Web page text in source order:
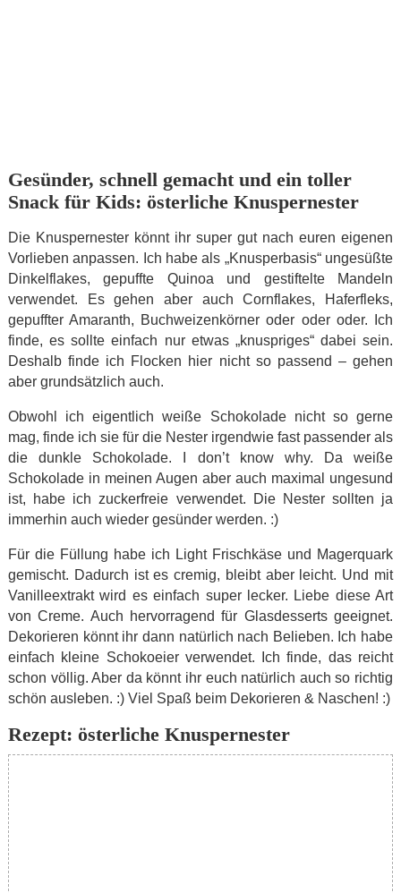
Gesünder, schnell gemacht und ein toller
Snack für Kids: österliche Knuspernester
Die Knuspernester könnt ihr super gut nach euren eigenen
Vorlieben anpassen. Ich habe als „Knusperbasis“ ungesüßte
Dinkelflakes, gepuffte Quinoa und gestiftelte Mandeln
verwendet. Es gehen aber auch Cornflakes, Haferfleks,
gepuffter Amaranth, Buchweizenkörner oder oder oder. Ich
finde, es sollte einfach nur etwas „knuspriges“ dabei sein.
Deshalb finde ich Flocken hier nicht so passend – gehen
aber grundsätzlich auch.
Obwohl ich eigentlich weiße Schokolade nicht so gerne
mag, finde ich sie für die Nester irgendwie fast passender als
die dunkle Schokolade. I don’t know why. Da weiße
Schokolade in meinen Augen aber auch maximal ungesund
ist, habe ich zuckerfreie verwendet. Die Nester sollten ja
immerhin auch wieder gesünder werden. :)
Für die Füllung habe ich Light Frischkäse und Magerquark
gemischt. Dadurch ist es cremig, bleibt aber leicht. Und mit
Vanilleextrakt wird es einfach super lecker. Liebe diese Art
von Creme. Auch hervorragend für Glasdesserts geeignet.
Dekorieren könnt ihr dann natürlich nach Belieben. Ich habe
einfach kleine Schokoeier verwendet. Ich finde, das reicht
schon völlig. Aber da könnt ihr euch natürlich auch so richtig
schön ausleben. :) Viel Spaß beim Dekorieren & Naschen! :)
Rezept: österliche Knuspernester